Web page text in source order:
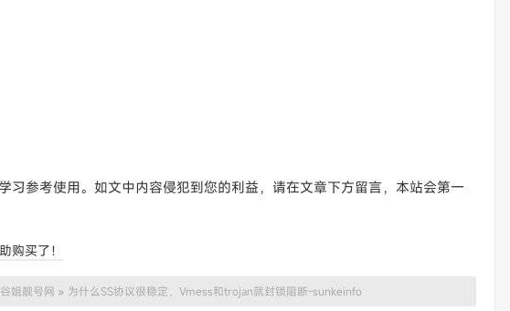
习参考使用。如文中内容侵犯到您的利益，请在文章下方留言，本站会第一
购买了！
谷姐靓号网 » 为什么SS协议很稳定，Vmess和trojan就封锁阻断-sunkeinfo